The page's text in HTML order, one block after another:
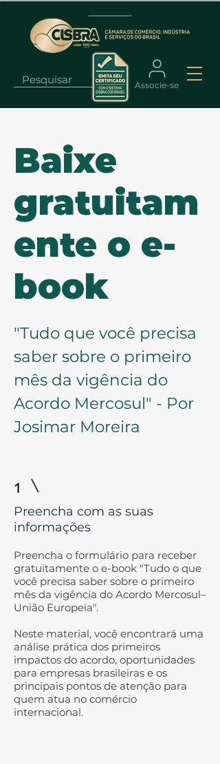
Associe-se
Baixe
gratuitam
ente o e-
book
"Tudo que você precisa
saber sobre o primeiro
mês da vigência do
Acordo Mercosul" - Por
Josimar Moreira
1
Preencha com as suas
informações
Preencha o formulário para receber
gratuitamente o e-book "Tudo o que
você precisa saber sobre o primeiro
mês da vigência do Acordo Mercosul–
União Europeia".
Neste material, você encontrará uma
análise prática dos primeiros
impactos do acordo, oportunidades
para empresas brasileiras e os
principais pontos de atenção para
quem atua no comércio
internacional.